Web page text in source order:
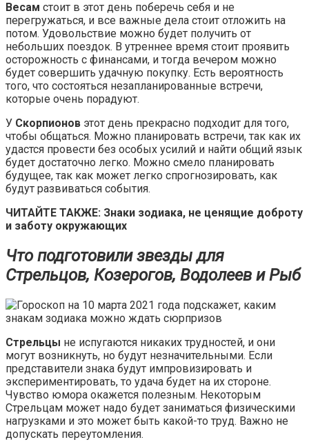
Весам стоит в этот день поберечь себя и не
перегружаться, и все важные дела стоит отложить на
потом. Удовольствие можно будет получить от
небольших поездок. В утреннее время стоит проявить
осторожность с финансами, и тогда вечером можно
будет совершить удачную покупку. Есть вероятность
того, что состояться незапланированные встречи,
которые очень порадуют.
У Скорпионов этот день прекрасно подходит для того,
чтобы общаться. Можно планировать встречи, так как их
удастся провести без особых усилий и найти общий язык
будет достаточно легко. Можно смело планировать
будущее, так как может легко спрогнозировать, как
будут развиваться события.
ЧИТАЙТЕ ТАКЖЕ: Знаки зодиака, не ценящие доброту
и заботу окружающих
Что подготовили звезды для
Стрельцов, Козерогов, Водолеев и Рыб
Стрельцы не испугаются никаких трудностей, и они
могут возникнуть, но будут незначительными. Если
представители знака будут импровизировать и
экспериментировать, то удача будет на их стороне.
Чувство юмора окажется полезным. Некоторым
Стрельцам может надо будет заниматься физическими
нагрузками и это может быть какой-то труд. Важно не
допускать переутомления.